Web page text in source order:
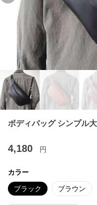
ボディバッグ シンプル
4,180 円
カラー
ブラック ブラウン